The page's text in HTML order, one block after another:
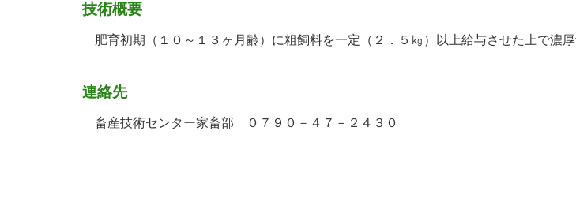
技術概要
肥育初期（１０～１３ヶ月齢）に粗飼料を一定（２．５㎏）以上給与させた上で濃
連絡先
畜産技術センター家畜部 ０７９０－４７－２４３０